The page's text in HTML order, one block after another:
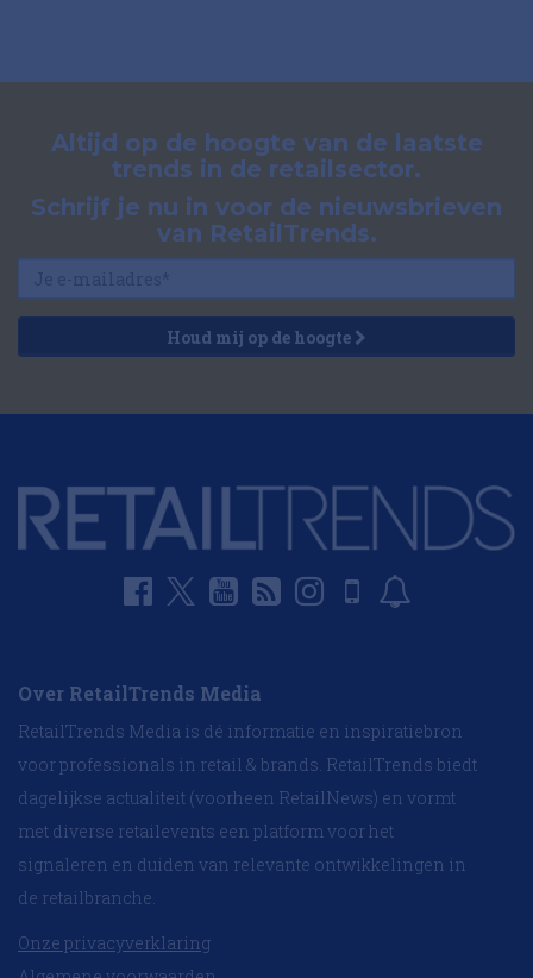
Altijd op de hoogte van de laatste
trends in de retailsector.
Schrijf je nu in voor de nieuwsbrieven
van RetailTrends.
Houd mij op de hoogte
Over RetailTrends Media
RetailTrends Media is dé informatie en inspiratiebron
voor professionals in retail & brands. RetailTrends biedt
dagelijkse actualiteit (voorheen RetailNews) en vormt
met diverse retailevents een platform voor het
signaleren en duiden van relevante ontwikkelingen in
de retailbranche.
Onze privacyverklaring